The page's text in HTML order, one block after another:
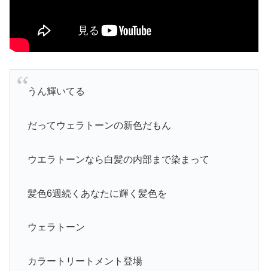
うん輝いてる
だってウェラトーンの新色だもん
ウエラトーンなら白髪の内部まで染まって
髪色6週続くあなたに輝く髪色を
ウェラトーン
カラートリートメント登場